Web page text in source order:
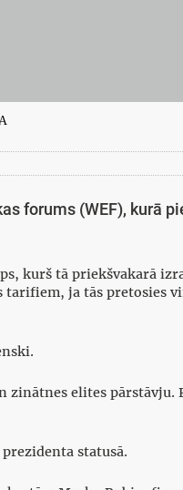
forums (WEF), kurā
kurš tā priekšvakarā
ja tās pretosies
elites pārstāvju.
statusā.